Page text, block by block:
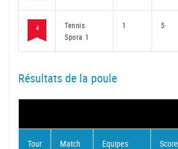
4
Tennis
Spora 1
1 5
Résultats de la poule
Tour Match Equipes Score